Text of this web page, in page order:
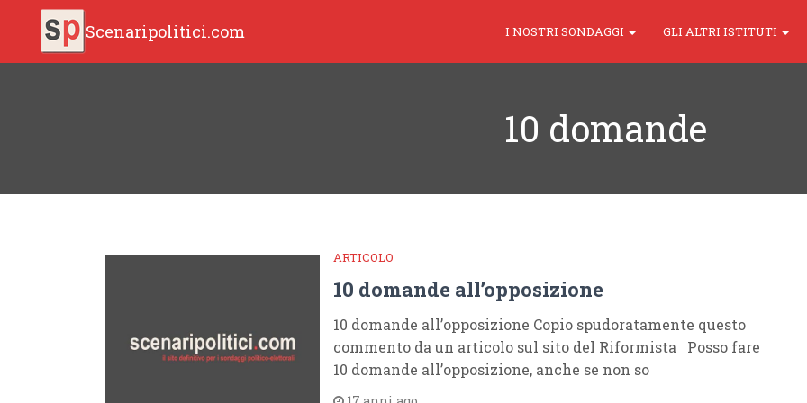
Scenaripolitici.com I NOSTRI SONDAGGI GLI ALTRI ISTITUTI
10 domande
ARTICOLO
10 domande all’opposizione
10 domande all’opposizione Copio spudoratamente questo
commento da un articolo sul sito del Riformista Posso fare
10 domande all’opposizione, anche se non so